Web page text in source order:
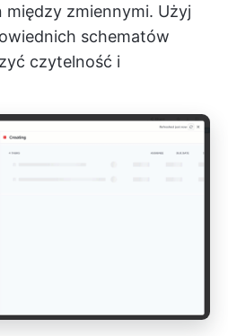
zmiennymi. Użyj
schematów
czytelność i